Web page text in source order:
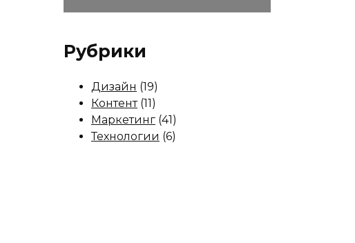
Рубрики
Дизайн (19)
Контент(11)
Маркетинг (41)
Технологии (6)